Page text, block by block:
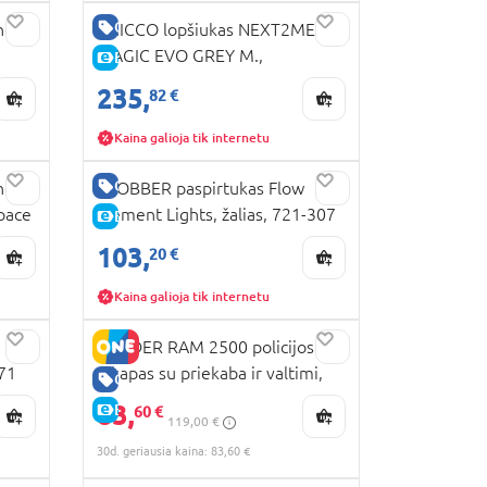
GERA KAINA
E-KAINA
CHICCO lopšiukas NEXT2ME
MAGIC EVO GREY M.,
235,82 €
Kaina galioja tik internetu
GERA KAINA
E-KAINA
GLOBBER paspirtukas Flow
Element Lights, žalias, 721-307
103,20 €
Kaina galioja tik internetu
GERA KAINA
E-KAINA
BRUDER RAM 2500 policijos
pikapas su priekaba ir valtimi,
02507
83,60 €
119,00 €
30d. geriausia kaina: 83,60 €